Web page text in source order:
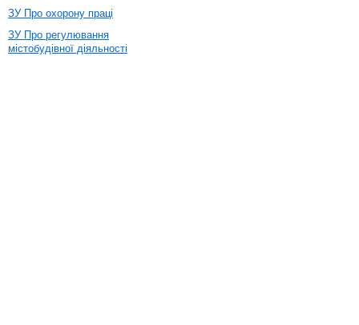
ЗУ Про охорону праці
ЗУ Про регулювання
містобудівної діяльності